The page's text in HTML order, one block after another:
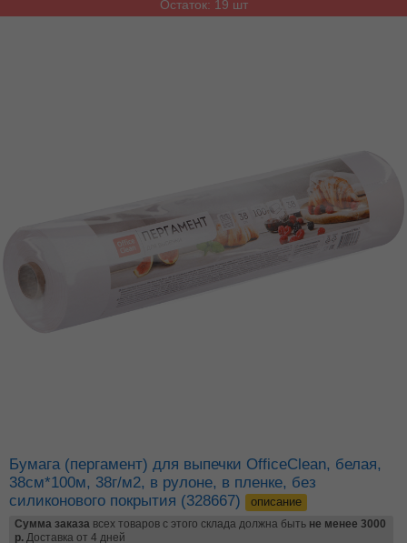
Остаток: 19 шт
Бумага (пергамент) для выпечки OfficeClean, белая,
38см*100м, 38г/м2, в рулоне, в пленке, без
силиконового покрытия (328667)
описание
Сумма заказа всех товаров с этого склада должна быть не менее 3000
р. Доставка от 4 дней